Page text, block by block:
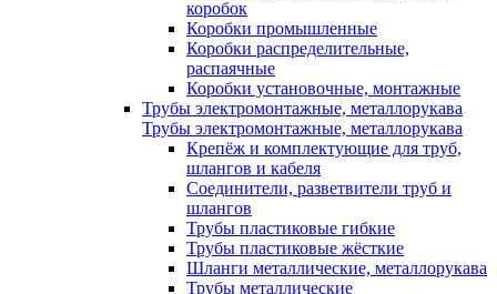
коробок
Коробки промышленные
Коробки распределительные,
распаячные
Коробки установочные, монтажные
Трубы электромонтажные, металлорукава
Трубы электромонтажные, металлорукава
Крепёж и комплектующие для труб,
шлангов и кабеля
Соединители, разветвители труб и
шлангов
Трубы пластиковые гибкие
Трубы пластиковые жёсткие
Шланги металлические, металлорукава
Трубы металлические